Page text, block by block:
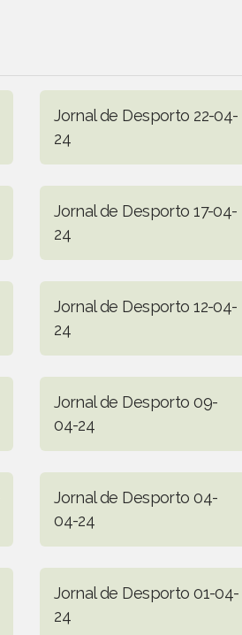
Jornal de Desporto 22-04-
24
Jornal de Desporto 17-04-
24
Jornal de Desporto 12-04-
24
Jornal de Desporto 09-
04-24
Jornal de Desporto 04-
04-24
Jornal de Desporto 01-04-
24